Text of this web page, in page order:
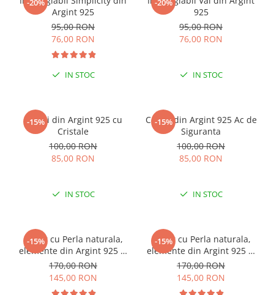
-20%
Argint 925
95,00 RON
76,00 RON
IN STOC
-20%
925
95,00 RON
76,00 RON
IN STOC
-15%
Cercei din Argint 925 cu
Cristale
100,00 RON
85,00 RON
IN STOC
-15%
Cercei din Argint 925 Ac de
Siguranta
100,00 RON
85,00 RON
IN STOC
-15%
Colier cu Perla naturala,
elemente din Argint 925 si
margele Miyuki, multicolor
170,00 RON
145,00 RON
-15%
Colier cu Perla naturala,
elemente din Argint 925 si
margele Miyuki, verde/kiwi
170,00 RON
145,00 RON